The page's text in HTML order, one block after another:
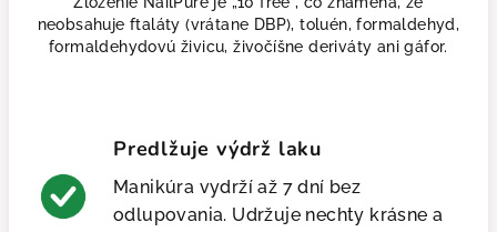
neobsahuje ftaláty (vrátane DBP), toluén, formaldehyd,
formaldehydovú živicu, živočíšne deriváty ani gáfor.
Predlžuje výdrž laku
Manikúra vydrží až 7 dní bez
odlupovania. Udržuje nechty krásne a